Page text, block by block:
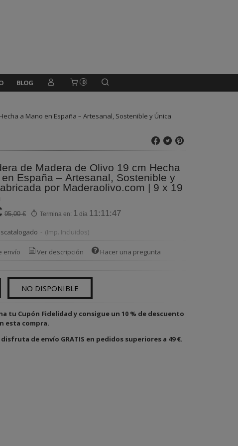
BLOG 0
a Mano en España – Artesanal, Sostenible y Única
de Madera de Olivo 19 cm Hecha
España – Artesanal, Sostenible y
por Maderaolivo.com | 9 x 19
95,00 € Termina en: 1 día 11:11:46
- (Imp. Incluidos)
envío Ver descripción Hacer una pregunta
NO DISPONIBLE
tu Cupón Fidelidad y consigue un 10 % de descuento
esta compra.
disfruta de envío GRATIS en pedidos superiores a 49 €.